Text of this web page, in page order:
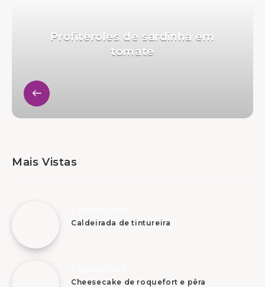
Profiteroles de sardinha em
tomate
Mais Vistas
Caldeirada de tintureira
Cheesecake de roquefort e pêra